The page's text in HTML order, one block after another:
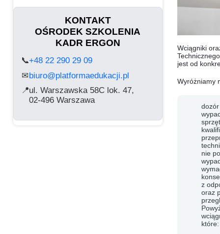
KONTAKT
OŚRODEK SZKOLENIA
KADR ERGON
📞+48 22 290 29 09
✉biuro@platformaedukacji.pl
📍ul. Warszawska 58C lok. 47,
02-496 Warszawa
Wciągniki
jest od
Wyróżniamy
nie
z
oraz
które: